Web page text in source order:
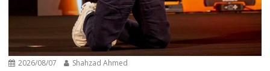
2026/08/07 Shahzad Ahmed